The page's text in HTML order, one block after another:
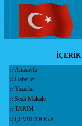
İÇERİK
:: Anasayfa
:: Haberler
:: Yazarlar
:: Sesli Makale
:: TARIM
:: ÇEVRE/DOGA